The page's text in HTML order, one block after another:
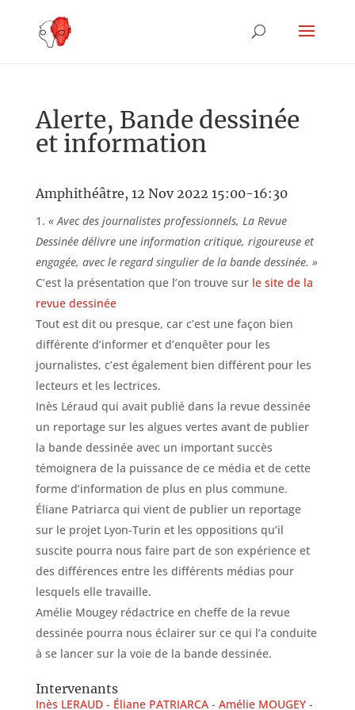
Alerte, Bande dessinée
et information
Amphithéâtre, 12 Nov 2022 15:00-16:30
« Avec des journalistes professionnels, La Revue
Dessinée délivre une information critique, rigoureuse et
engagée, avec le regard singulier de la bande dessinée. »
C’est la présentation que l’on trouve sur le site de la
revue dessinée
Tout est dit ou presque, car c’est une façon bien
différente d’informer et d’enquêter pour les
journalistes, c’est également bien différent pour les
lecteurs et les lectrices.
Inès Léraud qui avait publié dans la revue dessinée
un reportage sur les algues vertes avant de publier
la bande dessinée avec un important succès
témoignera de la puissance de ce média et de cette
forme d’information de plus en plus commune.
Éliane Patriarca qui vient de publier un reportage
sur le projet Lyon-Turin et les oppositions qu’il
suscite pourra nous faire part de son expérience et
des différences entre les différents médias pour
lesquels elle travaille.
Amélie Mougey rédactrice en cheffe de la revue
dessinée pourra nous éclairer sur ce qui l’a conduite
à se lancer sur la voie de la bande dessinée.
Intervenants
Inès LERAUD Éliane PATRIARCA Amélie MOUGEY